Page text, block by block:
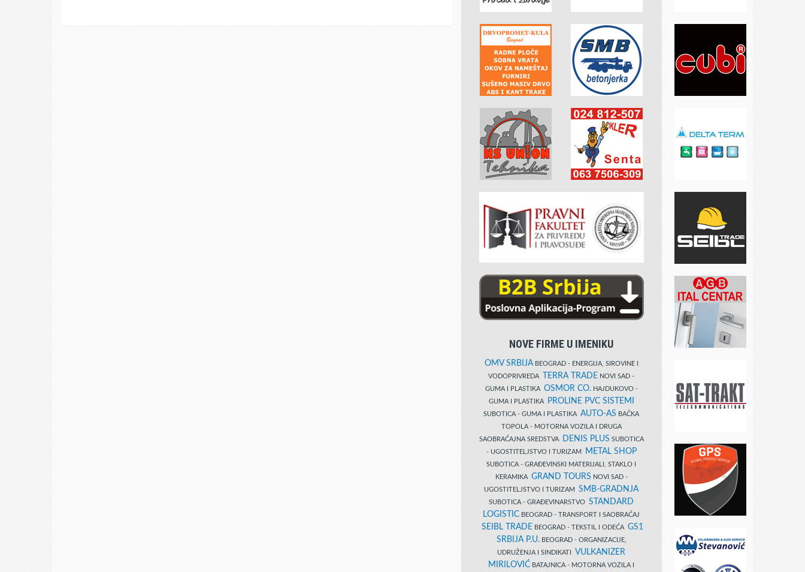
NOVE FIRME U IMENIKU
OMV SRBIJABEOGRAD - ENERGIJA, SIROVINE I
VODOPRIVREDA
TERRA TRADE NOVI SAD -
GUMA I PLASTIKA OSMOR CO.HAJDUKOVO -
GUMA I PLASTIKA
PROLINE PVC SISTEMI
SUBOTICA - GUMA I PLASTIKA AUTO-AS BAČKA
TOPOLA - MOTORNA VOZILA I DRUGA
SAOBRAĆAJNA SREDSTVA
DENIS PLUS SUBOTICA
- UGOSTITELJSTVO I TURIZAM
METAL SHOP
SUBOTICA - GRAĐEVINSKI MATERIJALI, STAKLO I
KERAMIKA GRAND TOURS NOVI SAD -
UGOSTITELJSTVO I TURIZAM SMB-GRADNJA
SUBOTICA - GRAĐEVINARSTVO STANDARD
LOGISTIC BEOGRAD - TRANSPORT I SAOBRAĆAJ
SEIBL TRADE BEOGRAD - TEKSTIL I ODEĆA GS1
SRBIJA P.U.BEOGRAD - ORGANIZACIJE,
UDRUŽENJA I SINDIKATI VULKANIZER
MIRILOVIĆ BATAJNICA - MOTORNA VOZILA I